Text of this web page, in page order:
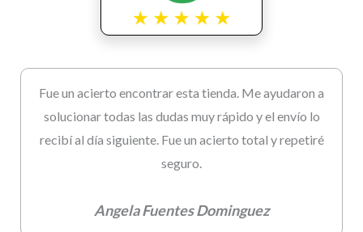
Fue un acierto encontrar esta tienda. Me ayudaron a
solucionar todas las dudas muy rápido y el envío lo
recibí al día siguiente. Fue un acierto total y repetiré
seguro.
Angela Fuentes Dominguez